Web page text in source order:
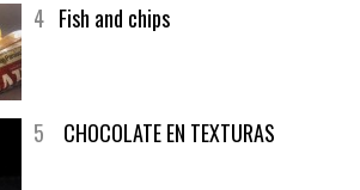
4 Fish and chips
5 CHOCOLATE EN TEXTURAS